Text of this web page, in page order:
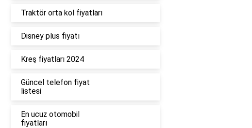
Traktör orta kol fiyatları
Disney plus fiyatı
Kreş fiyatları 2024
Güncel telefon fiyat
listesi
En ucuz otomobil
fiyatları